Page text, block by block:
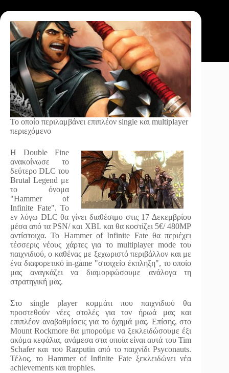
Το οποίο περιλαμβάνει επιπλέον single και multiplayer
περιεχόμενο
Η Double Fine
ανακοίνωσε το
δεύτερο DLC του
Brutal Legend με
το όνομα
"Hammer of
Infinite Fate". Το
εν λόγω DLC θα γίνει διαθέσιμο στις 17 Δεκεμβρίου
μέσα από τα PSN/ και XBL και θα κοστίζει 5€/ 480MP
αντίστοιχα. Το Hammer of Infinite Fate θα περιέχει
τέσσερις νέους χάρτες για το multiplayer mode του
παιχνιδιού, ο καθένας με ξεχωριστό περιβάλλον και με
ένα διαφορετικό in-game "στοιχείο έκπληξη", το οποίο
μας αναγκάζει να διαμορφώσουμε ανάλογα τη
στρατηγική μας.
Στο single player κομμάτι που παιχνιδιού θα
προστεθούν νέες στολές για τον ήρωά μας και
επιπλέον αναβαθμίσεις για το όχημά μας. Επίσης, στο
Mount Rockmore θα μπορούμε να ξεκλειδώσουμε έξι
ακόμα κεφάλια, ανάμεσα στα οποία είναι αυτά του Tim
Schafer και του Razputin από το παιχνίδι Psyconauts.
Τέλος, το Hammer of Infinite Fate ξεκλειδώνει νέα
achievements και trophies.